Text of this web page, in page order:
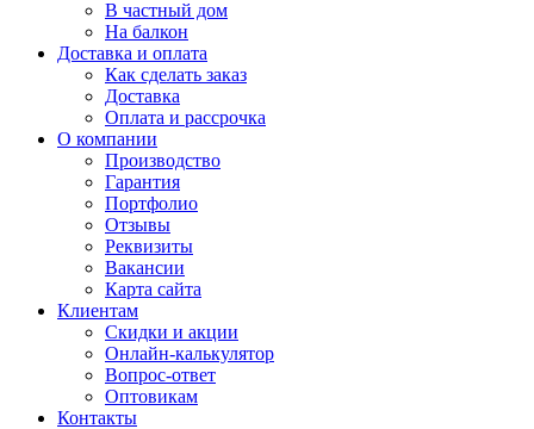
В частный дом
На балкон
Доставка и оплата
Как сделать заказ
Доставка
Оплата и рассрочка
О компании
Производство
Гарантия
Портфолио
Отзывы
Реквизиты
Вакансии
Карта сайта
Клиентам
Скидки и акции
Онлайн-калькулятор
Вопрос-ответ
Оптовикам
Контакты